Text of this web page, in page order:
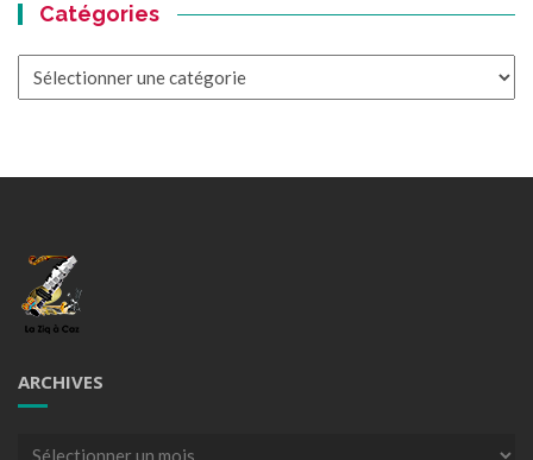
Catégories
ARCHIVES
Archives